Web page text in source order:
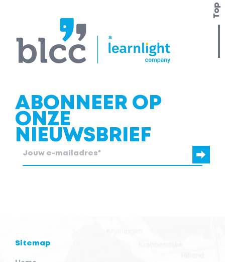
Top
ABONNEER OP
ONZE
NIEUWSBRIEF
Sitemap